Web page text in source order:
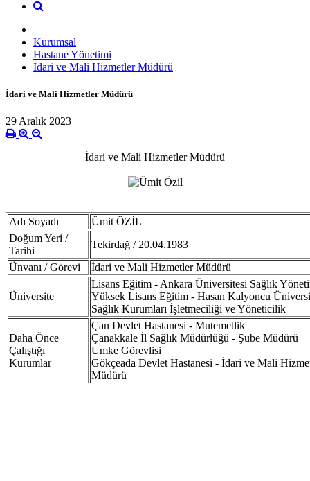
Kurumsal
Hastane Yönetimi
İdari ve Mali Hizmetler Müdürü
İdari ve Mali Hizmetler Müdürü
29 Aralık 2023
İdari ve Mali Hizmetler Müdürü
Adı Soyadı
Ümit ÖZİL
Doğum Yeri /
Tarihi
Tekirdağ / 20.04.1983
Ünvanı / Görevi
İdari ve Mali Hizmetler Müdürü
Üniversite
Lisans Eğitim - Ankara Üniversitesi Sağlık
Yüksek Lisans Eğitim - Hasan Kalyoncu
Sağlık Kurumları İşletmeciliği ve Yöneticilik
Daha Önce
Çalıştığı
Kurumlar
Çan Devlet Hastanesi - Mutemetlik
Çanakkale İl Sağlık Müdürlüğü - Şube Müdürü
Umke Görevlisi
Gökçeada Devlet Hastanesi - İdari ve Mali
Müdürü